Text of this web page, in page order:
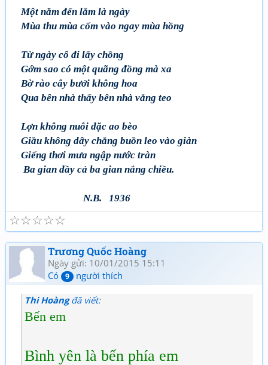
Một năm đến lắm là ngày
Mùa thu mùa cốm vào ngay mùa hồng
Từ ngày cô đi lấy chồng
Gớm sao có một quãng đồng mà xa
Bờ rào cây bưởi không hoa
Qua bên nhà thấy bên nhà vắng teo
Lợn không nuôi đặc ao bèo
Giầu không dây chẳng buồn leo vào giàn
Giếng thơi mưa ngập nước tràn
Ba gian đầy cả ba gian nắng chiều.
N.B. 1936
☆
☆
☆
☆
☆
Trương Quốc Hoàng
Ngày gửi: 10/01/2015 15:11
Có
9 người thích
Thi Hoàngđã viết:
Bến em
Bình yên là bến phía em